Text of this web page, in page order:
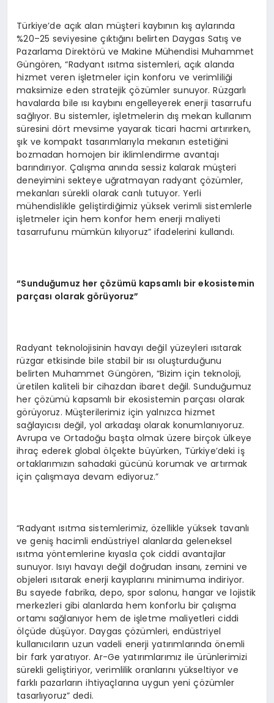
Türkiye’de açık alan müşteri kaybının kış aylarında
%20–25 seviyesine çıktığını belirten Daygas Satış ve
Pazarlama Direktörü ve Makine Mühendisi Muhammet
Güngören, “Radyant ısıtma sistemleri, açık alanda
hizmet veren işletmeler için konforu ve verimliliği
maksimize eden stratejik çözümler sunuyor. Rüzgarlı
havalarda bile ısı kaybını engelleyerek enerji tasarrufu
sağlıyor. Bu sistemler, işletmelerin dış mekan kullanım
süresini dört mevsime yayarak ticari hacmi artırırken,
şık ve kompakt tasarımlarıyla mekanın estetiğini
bozmadan homojen bir iklimlendirme avantajı
barındırıyor. Çalışma anında sessiz kalarak müşteri
deneyimini sekteye uğratmayan radyant çözümler,
mekanları sürekli olarak canlı tutuyor. Yerli
mühendislikle geliştirdiğimiz yüksek verimli sistemlerle
işletmeler için hem konfor hem enerji maliyeti
tasarrufunu mümkün kılıyoruz” ifadelerini kullandı.
“Sunduğumuz her çözümü kapsamlı bir ekosistemin
parçası olarak görüyoruz”
Radyant teknolojisinin havayı değil yüzeyleri ısıtarak
rüzgar etkisinde bile stabil bir ısı oluşturduğunu
belirten Muhammet Güngören, “Bizim için teknoloji,
üretilen kaliteli bir cihazdan ibaret değil. Sunduğumuz
her çözümü kapsamlı bir ekosistemin parçası olarak
görüyoruz. Müşterilerimiz için yalnızca hizmet
sağlayıcısı değil, yol arkadaşı olarak konumlanıyoruz.
Avrupa ve Ortadoğu başta olmak üzere birçok ülkeye
ihraç ederek global ölçekte büyürken, Türkiye’deki iş
ortaklarımızın sahadaki gücünü korumak ve artırmak
için çalışmaya devam ediyoruz.”
“Radyant ısıtma sistemlerimiz, özellikle yüksek tavanlı
ve geniş hacimli endüstriyel alanlarda geleneksel
ısıtma yöntemlerine kıyasla çok ciddi avantajlar
sunuyor. Isıyı havayı değil doğrudan insanı, zemini ve
objeleri ısıtarak enerji kayıplarını minimuma indiriyor.
Bu sayede fabrika, depo, spor salonu, hangar ve lojistik
merkezleri gibi alanlarda hem konforlu bir çalışma
ortamı sağlanıyor hem de işletme maliyetleri ciddi
ölçüde düşüyor. Daygas çözümleri, endüstriyel
kullanıcıların uzun vadeli enerji yatırımlarında önemli
bir fark yaratıyor. Ar-Ge yatırımlarımız ile ürünlerimizi
sürekli geliştiriyor, verimlilik oranlarını yükseltiyor ve
farklı pazarların ihtiyaçlarına uygun yeni çözümler
tasarlıyoruz” dedi.